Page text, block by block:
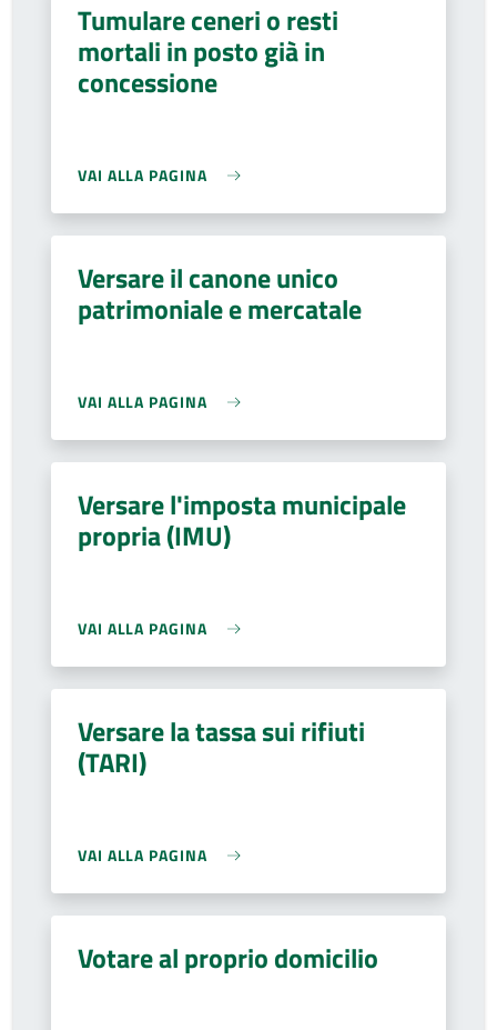
Tumulare ceneri o resti
mortali in posto già in
concessione
VAI ALLA PAGINA
Versare il canone unico
patrimoniale e mercatale
VAI ALLA PAGINA
Versare l'imposta municipale
propria (IMU)
VAI ALLA PAGINA
Versare la tassa sui rifiuti
(TARI)
VAI ALLA PAGINA
Votare al proprio domicilio